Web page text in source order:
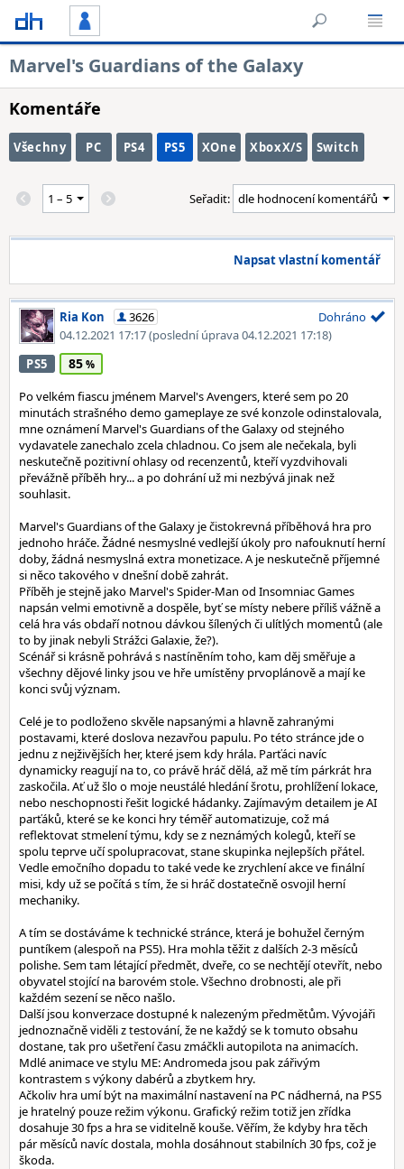
Marvel's Guardians of the Galaxy
Komentáře
Všechny PC PS4 PS5 XOne XboxX/S Switch
Seřadit:
Napsat vlastní komentář
Ria Kon
3626
04.12.2021 17:17(poslední úprava 04.12.2021 17:18)
Dohráno
PS5 85
Po velkém fiascu jménem Marvel's Avengers, které sem po 20
minutách strašného demo gameplaye ze své konzole odinstalovala,
mne oznámení Marvel's Guardians of the Galaxy od stejného
vydavatele zanechalo zcela chladnou. Co jsem ale nečekala, byli
neskutečně pozitivní ohlasy od recenzentů, kteří vyzdvihovali
převážně příběh hry... a po dohrání už mi nezbývá jinak než
souhlasit.
Marvel's Guardians of the Galaxy je čistokrevná příběhová hra pro
jednoho hráče. Žádné nesmyslné vedlejší úkoly pro nafouknutí herní
doby, žádná nesmyslná extra monetizace. A je neskutečně příjemné
si něco takového v dnešní době zahrát.
Příběh je stejně jako Marvel's Spider-Man od Insomniac Games
napsán velmi emotivně a dospěle, byť se místy nebere příliš vážně a
celá hra vás obdaří notnou dávkou šílených či ulítlých momentů (ale
to by jinak nebyli Strážci Galaxie, že?).
Scénář si krásně pohrává s nastíněním toho, kam děj směřuje a
všechny dějové linky jsou ve hře umístěny prvoplánově a mají ke
konci svůj význam.
Celé je to podloženo skvěle napsanými a hlavně zahranými
postavami, které doslova nezavřou papulu. Po této stránce jde o
jednu z nejživějších her, které jsem kdy hrála. Parťáci navíc
dynamicky reagují na to, co právě hráč dělá, až mě tím párkrát hra
zaskočila. Ať už šlo o moje neustálé hledání šrotu, prohlížení lokace,
nebo neschopnosti řešit logické hádanky. Zajímavým detailem je AI
parťáků, které se ke konci hry téměř automatizuje, což má
reflektovat stmelení týmu, kdy se z neznámých kolegů, kteří se
spolu teprve učí spolupracovat, stane skupinka nejlepších přátel.
Vedle emočního dopadu to také vede ke zrychlení akce ve finální
misi, kdy už se počítá s tím, že si hráč dostatečně osvojil herní
mechaniky.
A tím se dostáváme k technické stránce, která je bohužel černým
puntíkem (alespoň na PS5). Hra mohla těžit z dalších 2-3 měsíců
polishe. Sem tam létající předmět, dveře, co se nechtějí otevřít, nebo
obyvatel stojící na barovém stole. Všechno drobnosti, ale při
každém sezení se něco našlo.
Další jsou konverzace dostupné k nalezeným předmětům. Vývojáři
jednoznačně viděli z testování, že ne každý se k tomuto obsahu
dostane, tak pro ušetření času zmáčkli autopilota na animacích.
Mdlé animace ve stylu ME: Andromeda jsou pak zářivým
kontrastem s výkony dabérů a zbytkem hry.
Ačkoliv hra umí být na maximální nastavení na PC nádherná, na PS5
je hratelný pouze režim výkonu. Grafický režim totiž jen zřídka
dosahuje 30 fps a hra se viditelně kouše. Věřím, že kdyby hra těch
pár měsíců navíc dostala, mohla dosáhnout stabilních 30 fps, což je
škoda.